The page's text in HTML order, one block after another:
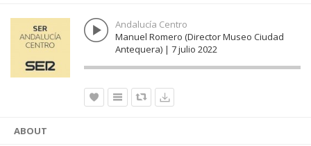
Andalucía Centro
Manuel Romero (Director Museo Ciudad
Antequera) | 7 julio 2022
ABOUT